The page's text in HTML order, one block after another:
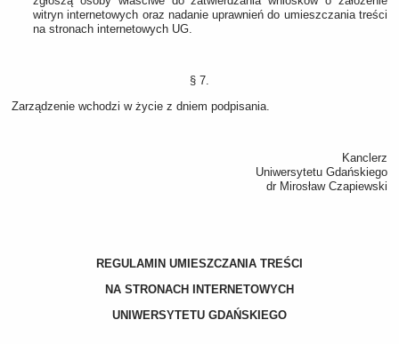
witryn internetowych oraz nadanie uprawnień do umieszczania treści
na stronach internetowych UG.
§ 7.
Zarządzenie wchodzi w życie z dniem podpisania.
Kanclerz
Uniwersytetu Gdańskiego
dr Mirosław Czapiewski
REGULAMIN UMIESZCZANIA TREŚCI
NA STRONACH INTERNETOWYCH
UNIWERSYTETU GDAŃSKIEGO